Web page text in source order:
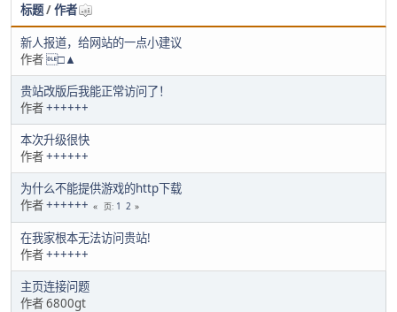
标题/作者
新人报道，给网站的一点小建议
作者□▲
贵站改版后我能正常访问了！
作者++++++
本次升级很快
作者++++++
为什么不能提供游戏的http下载
作者++++++ 页 1 2
在我家根本无法访问贵站!
作者++++++
主页连接问题
作者 6800gt